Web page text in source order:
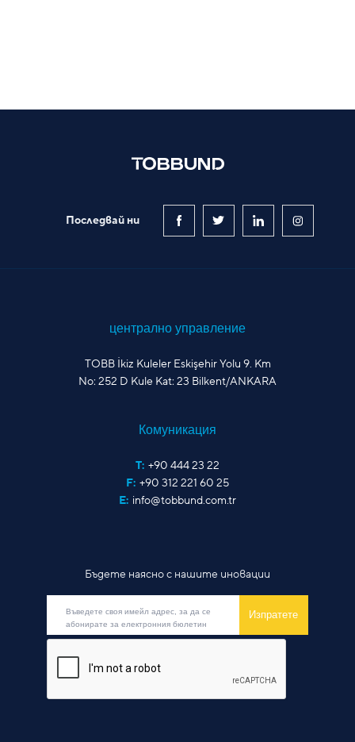
Последвай ни
централно управление
TOBB İkiz Kuleler Eskişehir Yolu 9. Km
No: 252 D Kule Kat: 23 Bilkent/ANKARA
Комуникация
T: +90 444 23 22
F: +90 312 221 60 25
E: info@tobbund.com.tr
Бъдете наясно с нашите иновации